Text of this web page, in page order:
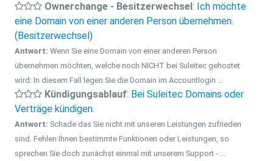
Ownerchange - Besitzerwechsel: Ich möchte
eine Domain von einer anderen Person übernehmen.
(Besitzerwechsel)
Antwort: Wenn Sie eine Domain von einer anderen Person
übernehmen möchten, welche noch NICHT bei Suleitec gehostet
wird: In diesem Fall legen Sie die Domain im Accountlogin ...
Kündigungsablauf: Bei Suleitec Domains oder
Verträge kündigen.
Antwort: Schade das Sie nicht mit unseren Leistungen zufrieden
sind. Fehlen Ihnen bestimmte Funktionen oder Leistungen, so
sprechen Sie doch zunächst einmal mit unserem Support - ...